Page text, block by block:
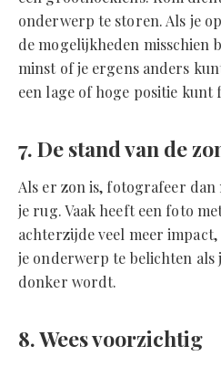
onderwerp te storen. Als je
de mogelijkheden misschien
minst of je ergens anders
een lage of hoge positie
7. De stand van de
Als er zon is, fotografeer
je rug. Vaak heeft een foto
achterzijde veel meer
je onderwerp te belichten als
donker wordt.
8. Wees voorzichtig